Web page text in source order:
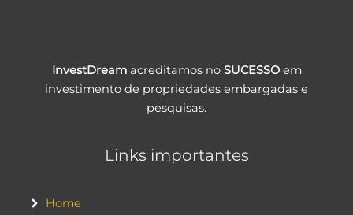
InvestDreamacreditamos no SUCESSOem
investimento de propriedades embargadas e
pesquisas.
Links importantes
Home